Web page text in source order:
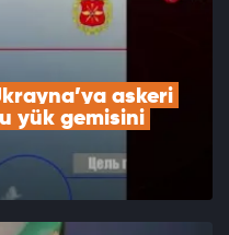
askeri
yük gemisini